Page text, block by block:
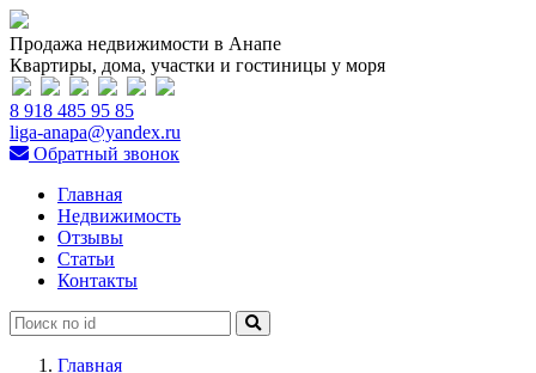
Продажа недвижимости в Анапе
Квартиры, дома, участки и гостиницы у моря
8 918 485 95 85
liga-anapa@yandex.ru
Обратный звонок
Главная
Недвижимость
Отзывы
Статьи
Контакты
Главная